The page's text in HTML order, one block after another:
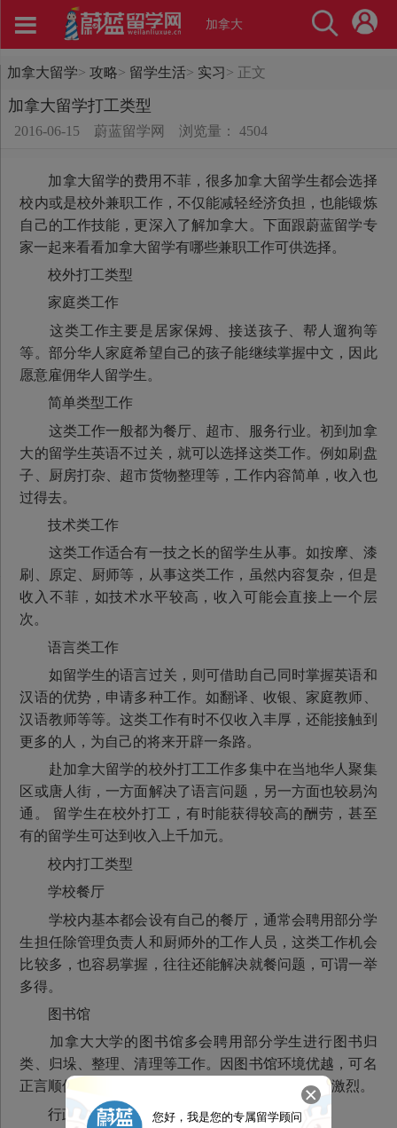
加拿大
加拿大留学> 攻略> 留学生活> 实习 > 正文
加拿大留学打工类型
2016-06-15 蔚蓝留学网 浏览量： 4504
加拿大留学的费用不菲，很多加拿大留学生都会选择
校内或是校外兼职工作，不仅能减轻经济负担，也能锻炼
自己的工作技能，更深入了解加拿大。下面跟蔚蓝留学专
家一起来看看加拿大留学有哪些兼职工作可供选择。
校外打工类型
家庭类工作
这类工作主要是居家保姆、接送孩子、帮人遛狗等
等。部分华人家庭希望自己的孩子能继续掌握中文，因此
愿意雇佣华人留学生。
简单类型工作
这类工作一般都为餐厅、超市、服务行业。初到加拿
大的留学生英语不过关，就可以选择这类工作。例如刷盘
子、厨房打杂、超市货物整理等，工作内容简单，收入也
过得去。
技术类工作
这类工作适合有一技之长的留学生从事。如按摩、漆
刷、原定、厨师等，从事这类工作，虽然内容复杂，但是
收入不菲，如技术水平较高，收入可能会直接上一个层
次。
语言类工作
如留学生的语言过关，则可借助自己同时掌握英语和
汉语的优势，申请多种工作。如翻译、收银、家庭教师、
汉语教师等等。这类工作有时不仅收入丰厚，还能接触到
更多的人，为自己的将来开辟一条路。
赴加拿大留学的校外打工工作多集中在当地华人聚集
区或唐人街，一方面解决了语言问题，另一方面也较易沟
通。 留学生在校外打工，有时能获得较高的酬劳，甚至
有的留学生可达到收入上千加元。
校内打工类型
学校餐厅
学校内基本都会设有自己的餐厅，通常会聘用部分学
生担任除管理负责人和厨师外的工作人员，这类工作机会
比较多，也容易掌握，往往还能解决就餐问题，可谓一举
多得。
图书馆
加拿大大学的图书馆多会聘用部分学生进行图书归
类、归垛、整理、清理等工作。因图书馆环境优越，可名
正言顺借机读书完成课业，因此此类工作竞争较为激烈。
行政机关
您好，我是您的专属留学顾问